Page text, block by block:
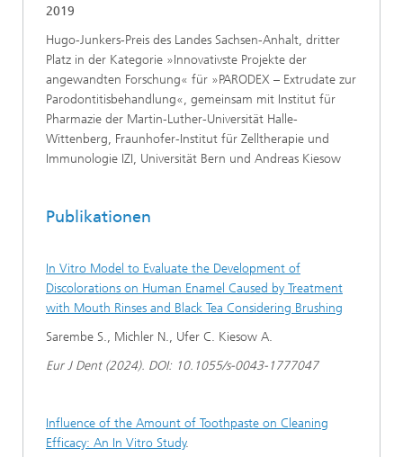
2019
Hugo-Junkers-Preis des Landes Sachsen-Anhalt, dritter
Platz in der Kategorie »Innovativste Projekte der
angewandten Forschung« für »PARODEX – Extrudate zur
Parodontitisbehandlung«, gemeinsam mit Institut für
Pharmazie der Martin-Luther-Universität Halle-
Wittenberg, Fraunhofer-Institut für Zelltherapie und
Immunologie IZI, Universität Bern und Andreas Kiesow
Publikationen
In Vitro Model to Evaluate the Development of
Discolorations on Human Enamel Caused by Treatment
with Mouth Rinses and Black Tea Considering Brushing
Sarembe S., Michler N., Ufer C. Kiesow A.
Eur J Dent (2024). DOI: 10.1055/s-0043-1777047
Influence of the Amount of Toothpaste on Cleaning
Efficacy: An In Vitro Study.